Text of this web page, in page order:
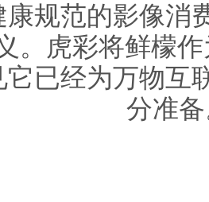
康规范的影像消
。虎彩将鲜檬
它已经为万物互
分准